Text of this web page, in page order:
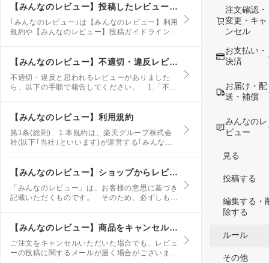
し、他のユーザーが商品や店舗を選ぶときに活用【みんなのレビュー】投稿したレビューが削除された
｢みんなのレビュー｣は【みんなのレビュー】利用
規約や【みんなのレビュー】投稿ガイドラインに
た、以下の点に関しても、あわせてご確認くださ【みんなのレビュー】不適切・違反レビューを見つけた場合
不適切・違反と思われるレビューがありました
ら、以下の手順で報告してください。 1.「不適
報告」よりアクセスしてください。
【みんなのレビュー】利用規約
第1条(総則) 1.本規約は、楽天グループ株式会
社(以下｢当社｣といいます)が運営する｢みんなの
います)が、利用に際し遵守すべき事項を定めた
た場合、本規約に同意したものとみなします。
【みんなのレビュー】ショップからレビューを投稿するように強要された
「みんなのレビュー」は、お客様の意思に基づき
記載いただくものです。 そのため、必ずしもレ
ている「商品到着後にレビューへの書き込みキャ
る場合には、レビューの書き込みにご協力くださ
い。
【みんなのレビュー】商品をキャンセルしたのに、レビューの投稿に関するメールが届いた
ご注文をキャンセルいただいた場合でも、レビュ
ーの投稿に関するメールが届く場合がございま
注文確認・
変更・キャ
ンセル
お支払い・
決済
お届け・配
送・補償
みんなのレ
ビュー
見る
投稿する
編集する・
除する
ルール
その他